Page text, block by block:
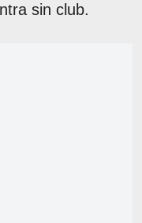
sin club.